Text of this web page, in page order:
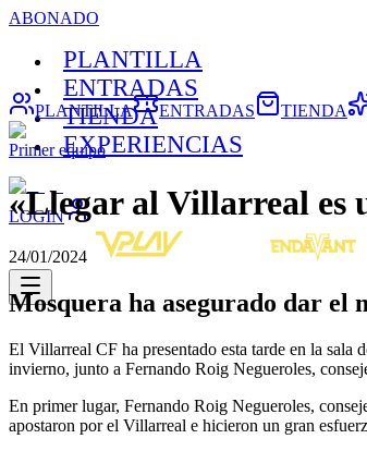
ABONADO
PLANTILLA
ENTRADAS
TIENDA
EXPERIENCIAS
LOGIN
PLANTILLA ENTRADAS TIENDA
Primer equipo
«Llegar al Villarreal es
24/01/2024
Mosquera ha asegurado dar el
El Villarreal CF ha presentado esta tarde en la sala
invierno, junto a Fernando Roig Negueroles,
En primer lugar, Fernando Roig Negueroles,
apostaron por el Villarreal e hicieron un gran